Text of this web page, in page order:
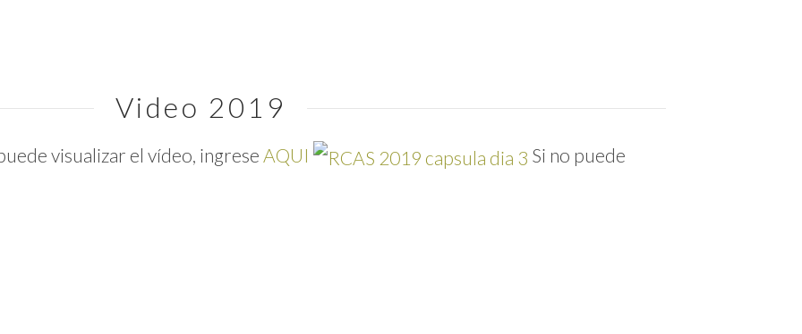
Video 2019
visualizar el vídeo, ingrese AQUI
Si no puede